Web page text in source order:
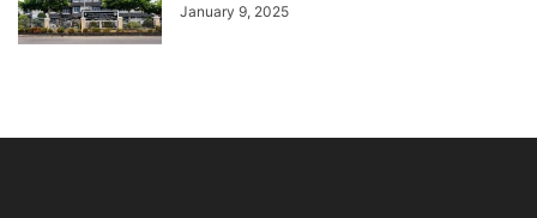
January 9, 2025